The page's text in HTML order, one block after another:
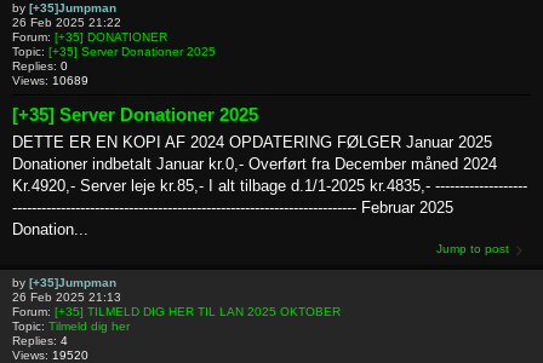
by [+35]Jumpman
26 Feb 2025 21:22
Forum: [+35] DONATIONER
Topic: [+35] Server Donationer 2025
Replies: 0
Views: 10689
[+35] Server Donationer 2025
DETTE ER EN KOPI AF 2024 OPDATERING FØLGER Januar 2025
Donationer indbetalt Januar kr.0,- Overført fra December måned 2024
Kr.4920,- Server leje kr.85,- I alt tilbage d.1/1-2025 kr.4835,- -------------------
----------------------------------------------------------------------- Februar 2025
Donation...
Jump to post
by [+35]Jumpman
26 Feb 2025 21:13
Forum: [+35] TILMELD DIG HER TIL LAN 2025 OKTOBER
Topic: Tilmeld dig her
Replies: 4
Views: 19520